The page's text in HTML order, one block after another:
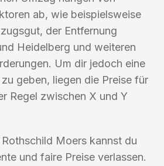
ab, wie beispielsweise
der Entfernung
Heidelberg und weiteren
Um dir jedoch eine
geben, liegen die Preise für
Regel zwischen X und Y
Moers kannst du
und faire Preise verlassen.